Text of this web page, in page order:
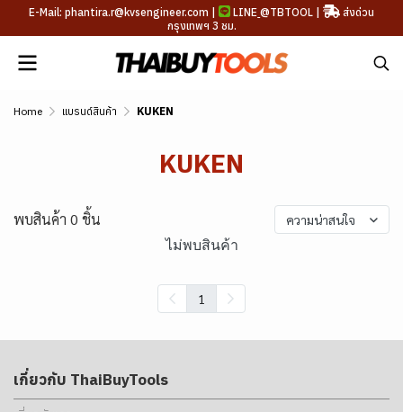
E-Mail: phantira.r@kvsengineer.com | LINE @TBTOOL |
ส่งด่วน
กรุงเทพฯ 3 ชม.
Home แบรนด์สินค้า KUKEN
KUKEN
พบสินค้า 0 ชิ้น ความน่าสนใจ
ไม่พบสินค้า
1
เกี่ยวกับ ThaiBuyTools